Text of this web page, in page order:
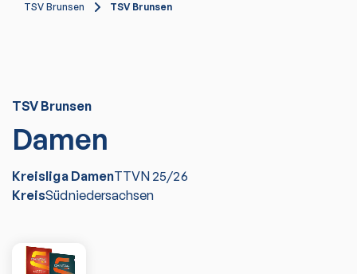
TSV Brunsen TSV Brunsen
TSV Brunsen
Damen
Kreisliga DamenTTVN25/26
KreisSüdniedersachsen